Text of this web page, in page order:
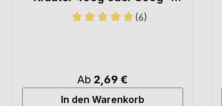
Hochwertiges Hundefutter
Nassfutter (6)
Ab 2,69 €
In den Warenkorb